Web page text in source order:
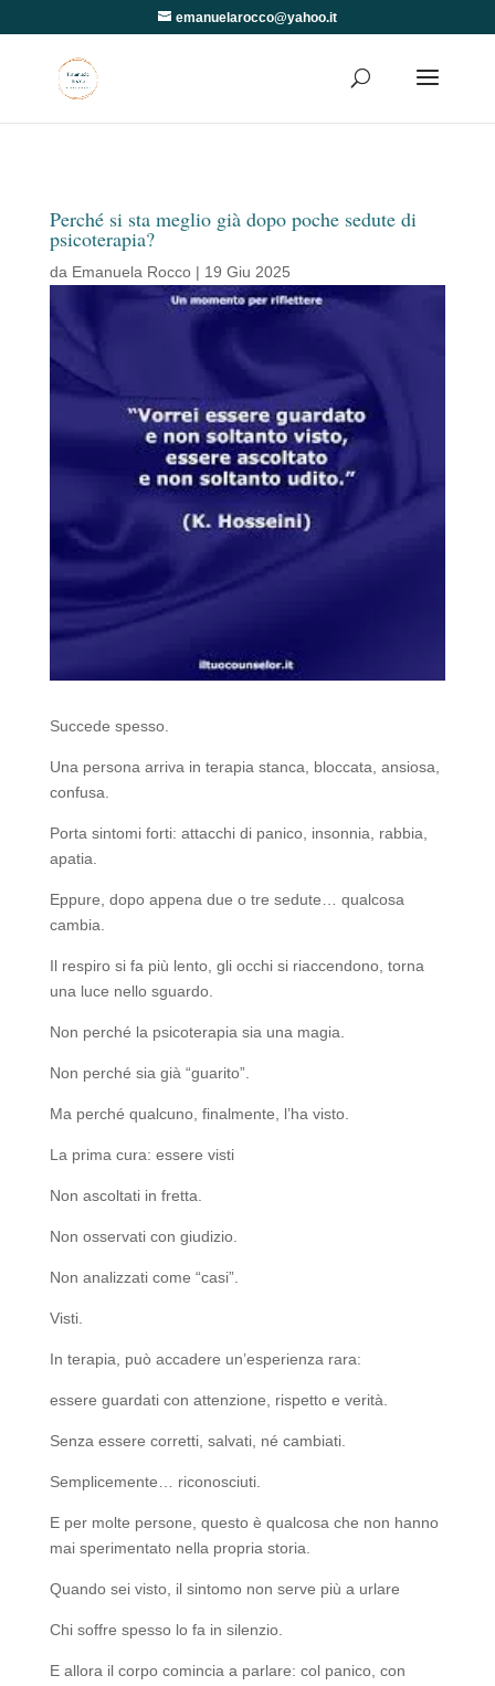
emanuelarocco@yahoo.it
Perché si sta meglio già dopo poche sedute di
psicoterapia?
da Emanuela Rocco| 19 Giu 2025
Succede spesso.
Una persona arriva in terapia stanca, bloccata, ansiosa,
confusa.
Porta sintomi forti: attacchi di panico, insonnia, rabbia,
apatia.
Eppure, dopo appena due o tre sedute… qualcosa
cambia.
Il respiro si fa più lento, gli occhi si riaccendono, torna
una luce nello sguardo.
Non perché la psicoterapia sia una magia.
Non perché sia già “guarito”.
Ma perché qualcuno, finalmente, l’ha visto.
La prima cura: essere visti
Non ascoltati in fretta.
Non osservati con giudizio.
Non analizzati come “casi”.
Visti.
In terapia, può accadere un’esperienza rara:
essere guardati con attenzione, rispetto e verità.
Senza essere corretti, salvati, né cambiati.
Semplicemente… riconosciuti.
E per molte persone, questo è qualcosa che non hanno
mai sperimentato nella propria storia.
Quando sei visto, il sintomo non serve più a urlare
Chi soffre spesso lo fa in silenzio.
E allora il corpo comincia a parlare: col panico, con